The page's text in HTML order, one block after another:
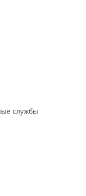
службы